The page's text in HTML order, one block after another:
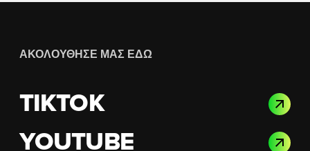
ΑΚΟΛΟΎΘΗΣΈ ΜΑΣ ΕΔΏ
TIKTOK
YOUTUBE